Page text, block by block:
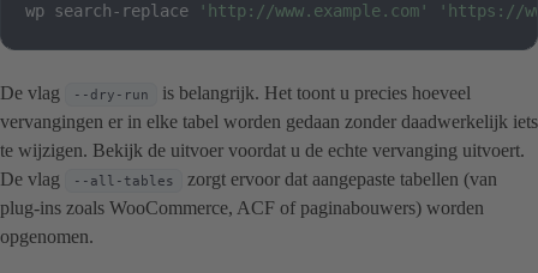
wp search-replace
'http://www.example.com' 'https://
De vlag --dry-run
is belangrijk. Het toont u precies hoeveel
vervangingen er in elke tabel worden gedaan zonder daadwerkelijk iets
te wijzigen. Bekijk de uitvoer voordat u de echte vervanging uitvoert.
De vlag
--all-tables
zorgt ervoor dat aangepaste tabellen (van
plug-ins zoals WooCommerce, ACF of paginabouwers) worden
opgenomen.